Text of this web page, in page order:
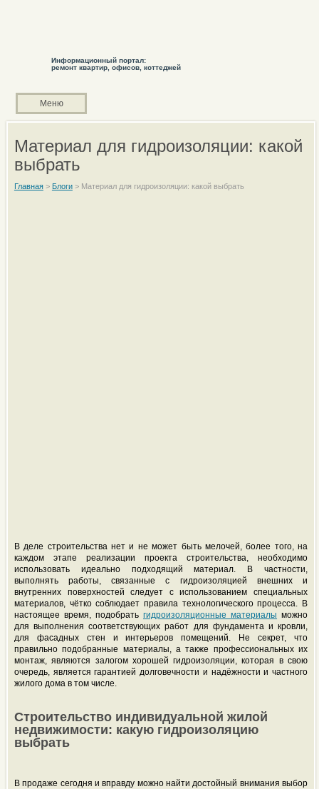
Информационный портал:
ремонт квартир, офисов, коттеджей
Меню
Материал для гидроизоляции: какой
выбрать
Главная> Блоги> Материал для гидроизоляции: какой выбрать
В деле строительства нет и не может быть мелочей, более того, на
каждом этапе реализации проекта строительства, необходимо
использовать идеально подходящий материал. В частности,
выполнять работы, связанные с гидроизоляцией внешних и
внутренних поверхностей следует с использованием специальных
материалов, чётко соблюдает правила технологического процесса. В
настоящее время, подобрать гидроизоляционные материалы можно
для выполнения соответствующих работ для фундамента и кровли,
для фасадных стен и интерьеров помещений. Не секрет, что
правильно подобранные материалы, а также профессиональных их
монтаж, являются залогом хорошей гидроизоляции, которая в свою
очередь, является гарантией долговечности и надёжности и частного
жилого дома в том числе.
Строительство индивидуальной жилой
недвижимости: какую гидроизоляцию
выбрать
В продаже сегодня и вправду можно найти достойный внимания выбор